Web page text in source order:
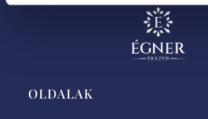
OLDALAK